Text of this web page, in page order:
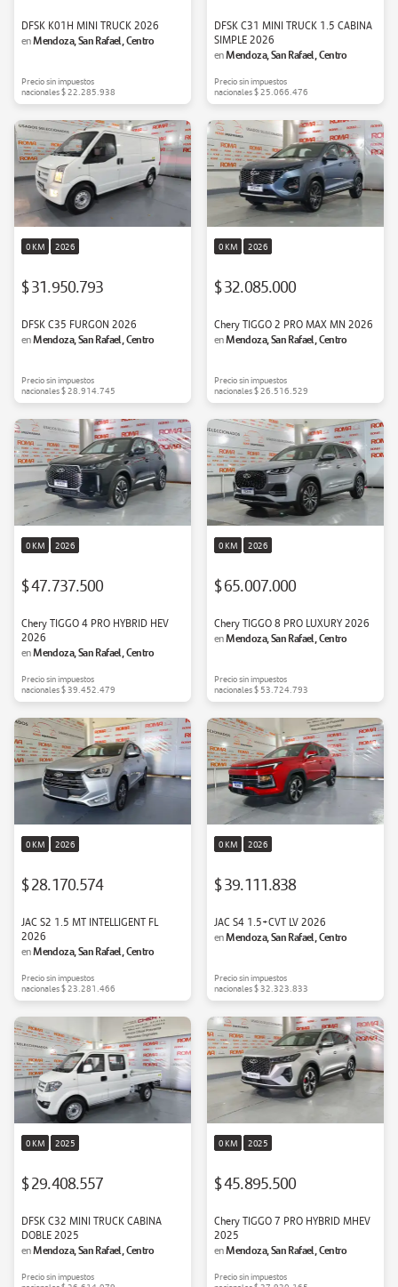
DFSK K01H MINI TRUCK 2026
enMendoza, San Rafael, Centro
Precio sin impuestos
nacionales$ 22.285.938
DFSK C31 MINI TRUCK 1.5 CABINA
SIMPLE 2026
enMendoza, San Rafael, Centro
Precio sin impuestos
nacionales$ 25.066.476
0 KM 2026
$ 31.950.793
DFSK C35 FURGON 2026
enMendoza, San Rafael, Centro
Precio sin impuestos
nacionales$ 28.914.745
0 KM 2026
$ 32.085.000
Chery TIGGO 2 PRO MAX MN 2026
enMendoza, San Rafael, Centro
Precio sin impuestos
nacionales$ 26.516.529
0 KM 2026
$ 47.737.500
Chery TIGGO 4 PRO HYBRID HEV
2026
enMendoza, San Rafael, Centro
Precio sin impuestos
nacionales$ 39.452.479
0 KM 2026
$ 65.007.000
Chery TIGGO 8 PRO LUXURY 2026
enMendoza, San Rafael, Centro
Precio sin impuestos
nacionales$ 53.724.793
0 KM 2026
$ 28.170.574
JAC S2 1.5 MT INTELLIGENT FL
2026
enMendoza, San Rafael, Centro
Precio sin impuestos
nacionales$ 23.281.466
0 KM 2026
$ 39.111.838
JAC S4 1.5+CVT LV 2026
enMendoza, San Rafael, Centro
Precio sin impuestos
nacionales$ 32.323.833
0 KM 2025
$ 29.408.557
DFSK C32 MINI TRUCK CABINA
DOBLE 2025
enMendoza, San Rafael, Centro
Precio sin impuestos
0 KM 2025
$ 45.895.500
Chery TIGGO 7 PRO HYBRID MHEV
2025
enMendoza, San Rafael, Centro
Precio sin impuestos